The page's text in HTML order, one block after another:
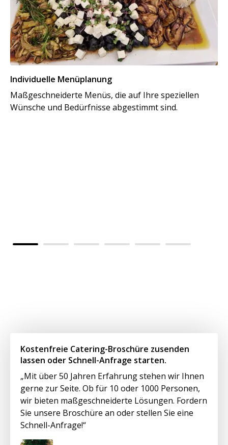
Individuelle Menüplanung
Maßgeschneiderte Menüs, die auf Ihre speziellen
Wünsche und Bedürfnisse abgestimmt sind.
Kostenfreie Catering-Broschüre zusenden
lassen oder Schnell-Anfrage starten.
„Mit über 50 Jahren Erfahrung stehen wir Ihnen
gerne zur Seite. Ob für 10 oder 1000 Personen,
wir bieten maßgeschneiderte Lösungen. Fordern
Sie unsere Broschüre an oder stellen Sie eine
Schnell-Anfrage!“